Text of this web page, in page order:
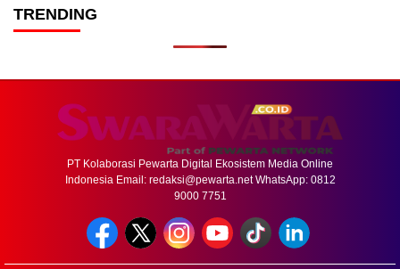
TRENDING
PT Kolaborasi Pewarta Digital Ekosistem Media Online
Indonesia Email: redaksi@pewarta.netWhatsApp: 0812
9000 7751